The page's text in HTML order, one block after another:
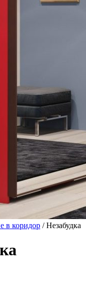
в коридор / Незабудка